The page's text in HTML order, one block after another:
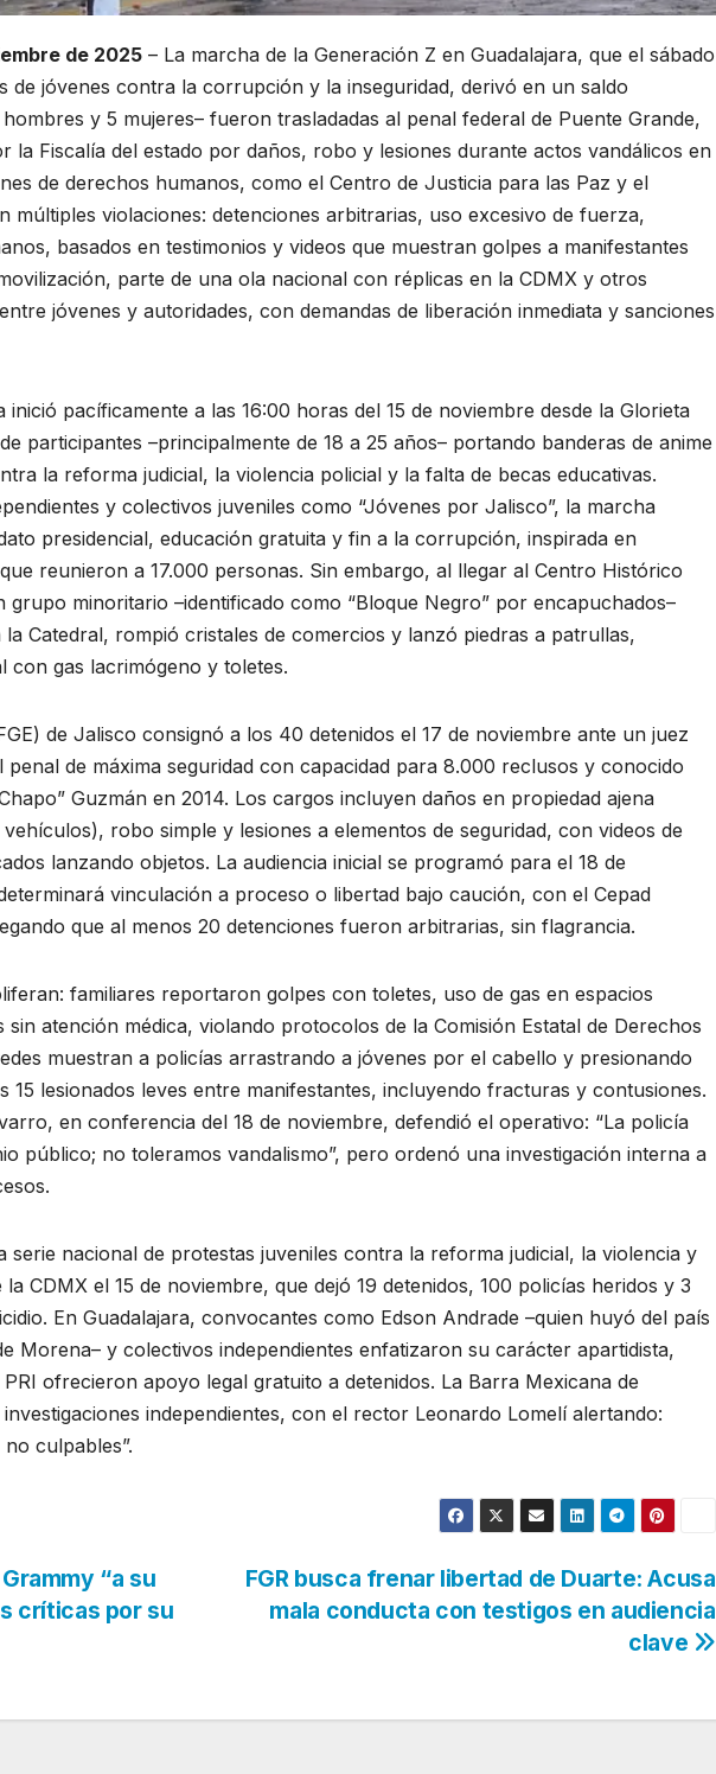
de 2025 – La marcha de la Generación Z en Guadalajara, que el sábado
de jóvenes contra la corrupción y la inseguridad, derivó en un saldo
y 5 mujeres– fueron trasladadas al penal federal de Puente Grande,
la Fiscalía del estado por daños, robo y lesiones durante actos vandálicos en
de derechos humanos, como el Centro de Justicia para las Paz y el
múltiples violaciones: detenciones arbitrarias, uso excesivo de fuerza,
basados en testimonios y videos que muestran golpes a manifestantes
parte de una ola nacional con réplicas en la CDMX y otros
jóvenes y autoridades, con demandas de liberación inmediata y sanciones
inició pacíficamente a las 16:00 horas del 15 de noviembre desde la Glorieta
participantes –principalmente de 18 a 25 años– portando banderas de anime
la reforma judicial, la violencia policial y la falta de becas educativas.
y colectivos juveniles como “Jóvenes por Jalisco”, la marcha
presidencial, educación gratuita y fin a la corrupción, inspirada en
reunieron a 17.000 personas. Sin embargo, al llegar al Centro Histórico
grupo minoritario –identificado como “Bloque Negro” por encapuchados–
Catedral, rompió cristales de comercios y lanzó piedras a patrullas,
con gas lacrimógeno y toletes.
de Jalisco consignó a los 40 detenidos el 17 de noviembre ante un juez
de máxima seguridad con capacidad para 8.000 reclusos y conocido
Guzmán en 2014. Los cargos incluyen daños en propiedad ajena
robo simple y lesiones a elementos de seguridad, con videos de
lanzando objetos. La audiencia inicial se programó para el 18 de
vinculación a proceso o libertad bajo caución, con el Cepad
que al menos 20 detenciones fueron arbitrarias, sin flagrancia.
familiares reportaron golpes con toletes, uso de gas en espacios
atención médica, violando protocolos de la Comisión Estatal de Derechos
muestran a policías arrastrando a jóvenes por el cabello y presionando
15 lesionados leves entre manifestantes, incluyendo fracturas y contusiones.
en conferencia del 18 de noviembre, defendió el operativo: “La policía
público; no toleramos vandalismo”, pero ordenó una investigación interna a
serie nacional de protestas juveniles contra la reforma judicial, la violencia y
CDMX el 15 de noviembre, que dejó 19 detenidos, 100 policías heridos y 3
En Guadalajara, convocantes como Edson Andrade –quien huyó del país
Morena– y colectivos independientes enfatizaron su carácter apartidista,
ofrecieron apoyo legal gratuito a detenidos. La Barra Mexicana de
independientes, con el rector Leonardo Lomelí alertando:
culpables”.
FGR busca frenar libertad de Duarte: Acusa
mala conducta con testigos en audiencia
clave
“a su
críticas por su